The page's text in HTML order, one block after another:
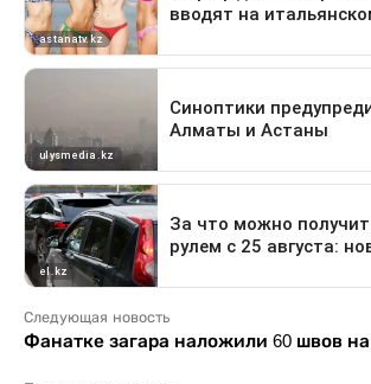
Следующая новость
Фанатке загара наложили 60 швов